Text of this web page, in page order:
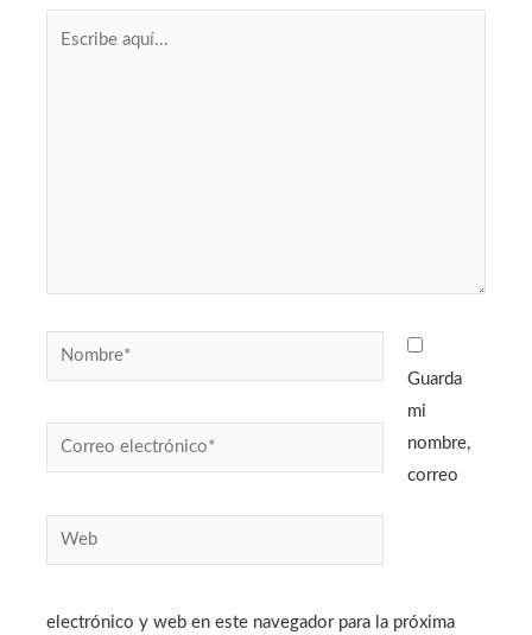
Nombre*
Correo
electrónico*
Web
Guarda
mi
nombre,
correo
electrónico y web en este navegador para la próxima